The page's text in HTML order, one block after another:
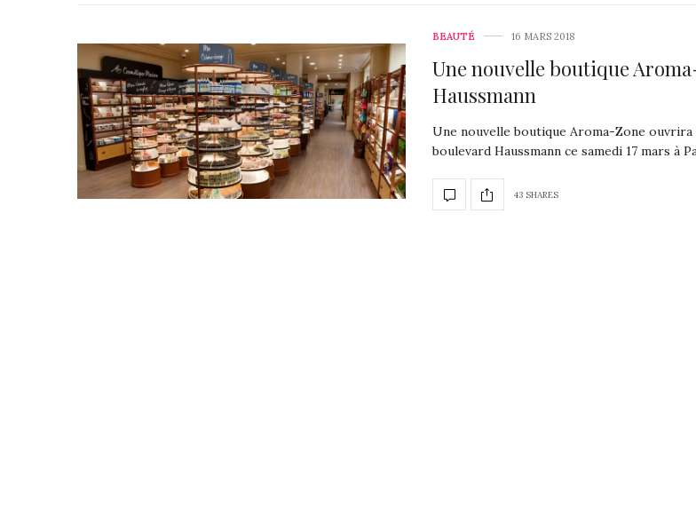
BEAUTÉ 16 MARS 2018
Une nouvelle boutique
Haussmann
Une nouvelle boutique Aroma-Zone ouvrira
boulevard Haussmann ce samedi 17 mars à
43 SHARES